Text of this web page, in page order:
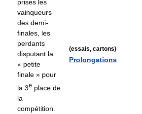
(essais, cartons)
Prolongations
prises les
vainqueurs
des demi-
finales, les
perdants
disputant la
« petite
finale » pour
la 3e place de
la
compétition.